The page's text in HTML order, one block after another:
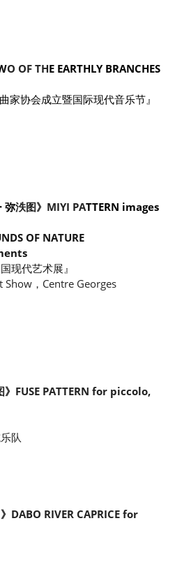
O OF THE EARTHLY BRANCHES
家协会成立暨国际现代音乐节』
弥泆图》MIYI PATTERN images
OF NATURE
现代艺术展』
，Centre Georges
FUSE PATTERN for piccolo,
队
DABO RIVER CAPRICE for